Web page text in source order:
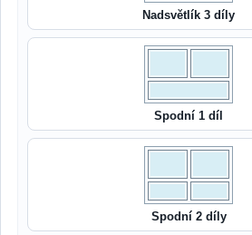
Nadsvětlík 3 díly
Spodní 1 díl
Spodní 2 díly